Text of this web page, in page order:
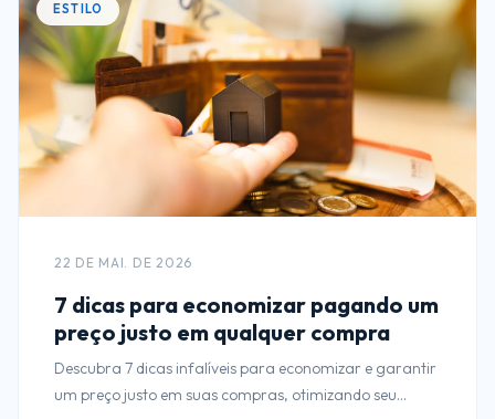
ESTILO
22 DE MAI. DE 2026
7 dicas para economizar pagando um
preço justo em qualquer compra
Descubra 7 dicas infalíveis para economizar e garantir
um preço justo em suas compras, otimizando seu